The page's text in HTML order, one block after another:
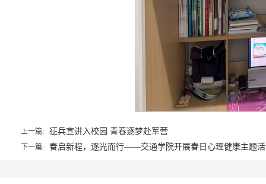
上一篇: 征兵宣讲入校园 青春逐梦赴军营
下一篇: 春启新程，逐光而行——交通学院开展春日心理健康主题